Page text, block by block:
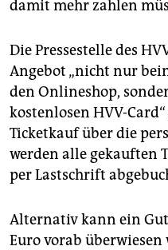
damit mehr zahlen
Die Pressestelle des
Angebot „nicht nur
den Onlineshop,
kostenlosen HVV-
Ticketkauf über die
werden alle gekauften
per Lastschrift
Alternativ kann ein
Euro vorab überwiesen